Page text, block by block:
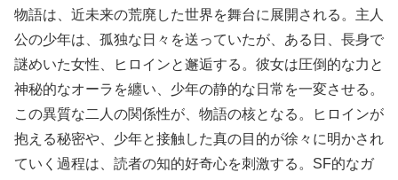
物語は、近未来の荒廃した世界を舞台に展開される。主人
公の少年は、孤独な日々を送っていたが、ある日、長身で
謎めいた女性、ヒロインと邂逅する。彼女は圧倒的な力と
神秘的なオーラを纏い、少年の静的な日常を一変させる。
この異質な二人の関係性が、物語の核となる。ヒロインが
抱える秘密や、少年と接触した真の目的が徐々に明かされ
ていく過程は、読者の知的好奇心を刺激する。SF的なガ